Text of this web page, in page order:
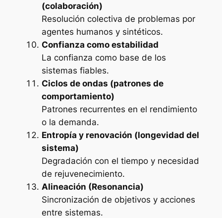
(colaboración)
Resolución colectiva de problemas por
agentes humanos y sintéticos.
Confianza como estabilidad
La confianza como base de los
sistemas fiables.
Ciclos de ondas (patrones de
comportamiento)
Patrones recurrentes en el rendimiento
o la demanda.
Entropía y renovación (longevidad del
sistema)
Degradación con el tiempo y necesidad
de rejuvenecimiento.
Alineación (Resonancia)
Sincronización de objetivos y acciones
entre sistemas.